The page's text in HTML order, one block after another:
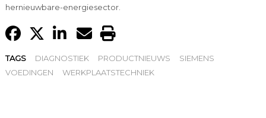
hernieuwbare-energiesector.
TAGS DIAGNOSTIEK PRODUCTNIEUWS
SIEMENS
VOEDINGEN
WERKPLAATSTECHNIEK